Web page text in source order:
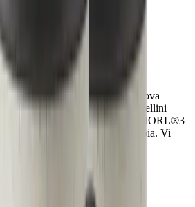
nuovo scopo
potete facilmente dare una nuova
dai coltelli da cucina ai coltellini
proveniente dall'oceano, l'HORL®3
cucina con un look color sabbia. Vi
ogni giorno.